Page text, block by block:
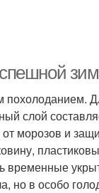
слой
морозов и
временные
но в особо